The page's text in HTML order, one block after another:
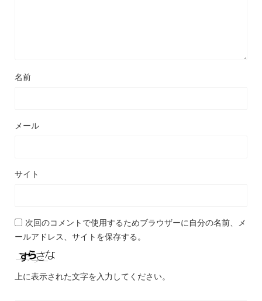
名前
メール
サイト
次回のコメントで使用するためブラウザーに自分の名前、メ
ールアドレス、サイトを保存する。
上に表示された文字を入力してください。